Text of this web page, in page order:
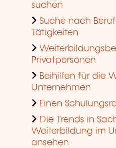
suchen
Suche nach
Tätigkeiten
Privatpersonen
Beihilfen für die
Unternehmen
Einen
Die Trends in
Weiterbildung im
ansehen